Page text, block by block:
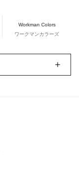
Workman Colors
ワークマンカラーズ